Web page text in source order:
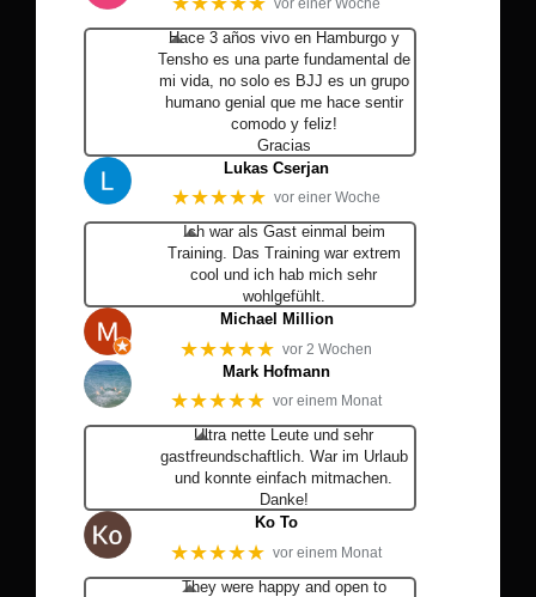
Hace 3 años vivo en Hamburgo y
Tensho es una parte fundamental de
mi vida, no solo es BJJ es un grupo
humano genial que me hace sentir
comodo y feliz!
Gracias
Lukas Cserjan
★★★★★ vor einer Woche
Ich war als Gast einmal beim
Training. Das Training war extrem
cool und ich hab mich sehr
wohlgefühlt.
Michael Million
★★★★★ vor 2 Wochen
Mark Hofmann
★★★★★ vor einem Monat
Ultra nette Leute und sehr
gastfreundschaftlich. War im Urlaub
und konnte einfach mitmachen.
Danke!
Ko To
★★★★★ vor einem Monat
They were happy and open to